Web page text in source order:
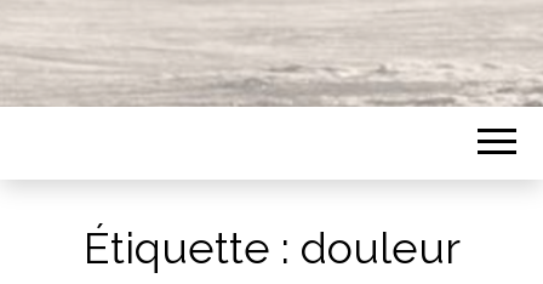
Étiquette : douleur